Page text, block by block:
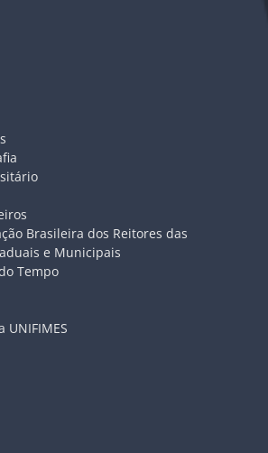
Brasileira dos Reitores das
e Municipais
Tempo
UNIFIMES